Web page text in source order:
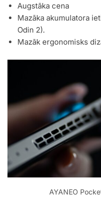
Augstāka cena
Mazāka akumulatora
Odin 2).
Mazāk ergonomisks
AYANEO